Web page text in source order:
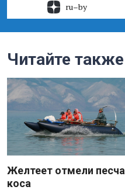
ru–by
Читайте также
Желтеет отмели
коса